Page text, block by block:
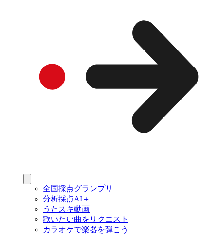
全国採点グランプリ
分析採点AI＋
うたスキ動画
歌いたい曲をリクエスト
カラオケで楽器を弾こう